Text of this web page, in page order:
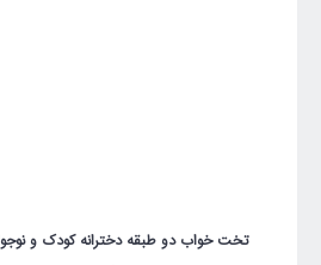
تخت خواب دو طبقه دخترانه کودک و